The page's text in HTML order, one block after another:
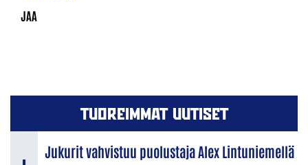
TUOREIMMAT UUTISET
Jukurit vahvistuu puolustaja Alex Lintuniemellä